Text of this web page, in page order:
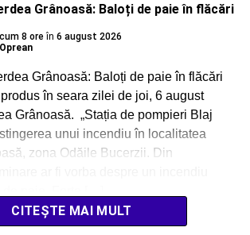
Grânoasă: Baloți de paie în flăcări
8 ore în 6 august 2026
Grânoasă: Baloți de paie în flăcări
în seara zilei de joi, 6 august
Grânoasă. „Stația de pompieri Blaj
unui incendiu în localitatea
zona Odăile Bucerzii. Din
CITEȘTE MAI MULT